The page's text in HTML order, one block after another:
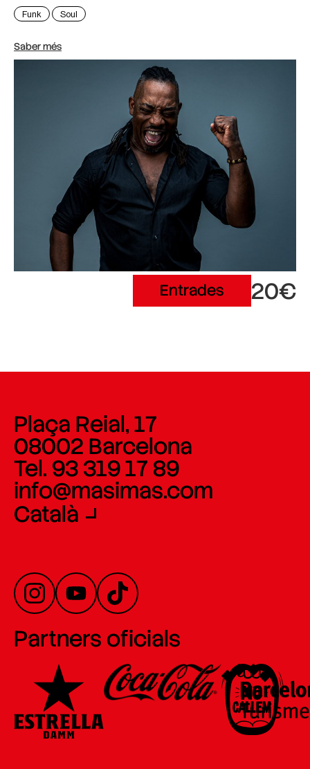
Funk Soul
Saber més
Entrades 20€
Plaça Reial, 17
08002 Barcelona
Tel. 93 319 17 89
info@masimas.com
Català
Partners oficials